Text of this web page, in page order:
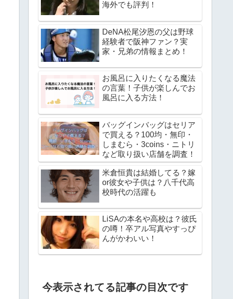
海外でも評判！
DeNA松尾汐恩の父は野球
経験者で阪神ファン？実
家・兄弟の情報まとめ！
お風呂に入りたくなる魔法
の言葉！子供が楽しんでお
風呂に入る方法！
バッグインバッグはセリア
で買える？100均・無印・
しまむら・3coins・ニトリ
など取り扱い店舗を調査！
米倉恒貴は結婚してる？嫁
or彼女や子供は？八千代高
校時代の活躍も
LiSAの本名や高校は？彼氏
の噂！卒アル写真やすっぴ
んがかわいい！
今表示されてる記事の目次です